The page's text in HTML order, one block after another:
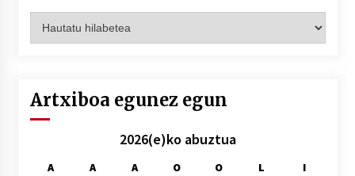
hilez
Artxiboa egunez egun
2026(e)ko abuztua
A A A O O L
I